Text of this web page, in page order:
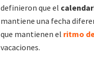
definieron que el
mantiene una fecha
que mantienen el ritmo
vacaciones.